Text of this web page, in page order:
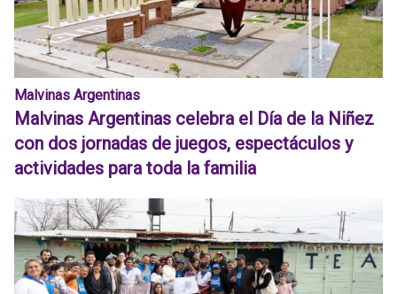
Malvinas Argentinas
Malvinas Argentinas celebra el Día de la Niñez
con dos jornadas de juegos, espectáculos y
actividades para toda la familia